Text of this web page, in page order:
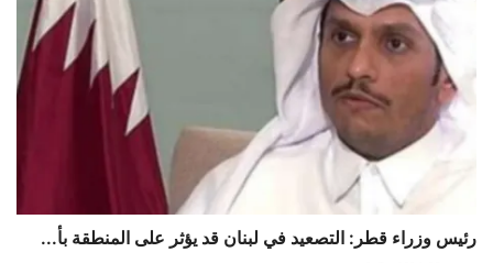
رئيس وزراء قطر: التصعيد في لبنان قد يؤثر على المنطقة بأ...